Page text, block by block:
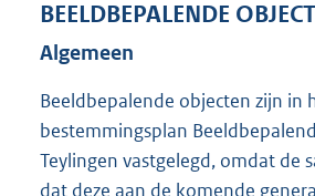
BEELDBEPALENDE
Algemeen
Beeldbepalende objecten zijn in
bestemmingsplan
Teylingen vastgelegd, omdat de
dat deze aan de komende